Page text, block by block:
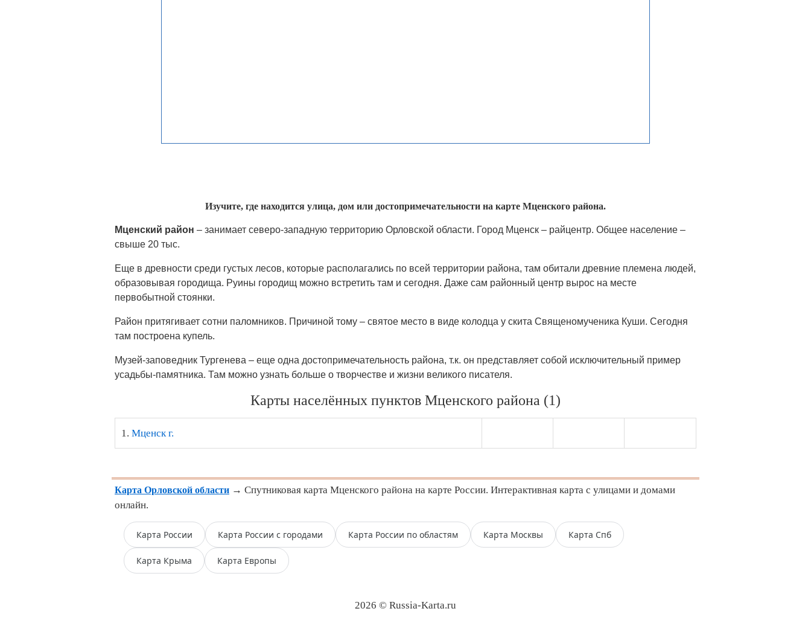
Изучите, где находится улица, дом или достопримечательности на карте Мценского района.
Мценский район – занимает северо-западную территорию Орловской области. Город Мценск – райцентр. Общее население –
свыше 20 тыс.
Еще в древности среди густых лесов, которые располагались по всей территории района, там обитали древние племена людей,
образовывая городища. Руины городищ можно встретить там и сегодня. Даже сам районный центр вырос на месте
первобытной стоянки.
Район притягивает сотни паломников. Причиной тому – святое место в виде колодца у скита Священомученика Куши. Сегодня
там построена купель.
Музей-заповедник Тургенева – еще одна достопримечательность района, т.к. он представляет собой исключительный пример
усадьбы-памятника. Там можно узнать больше о творчестве и жизни великого писателя.
Карты населённых пунктов Мценского района (1)
1. Мценск г.
Карта Орловской области → Спутниковая карта Мценского района на карте России. Интерактивная карта с улицами и домами
онлайн.
Карта России Карта России с городами Карта России по областям Карта Москвы Карта Спб
Карта Крыма Карта Европы
2026 © Russia-Karta.ru